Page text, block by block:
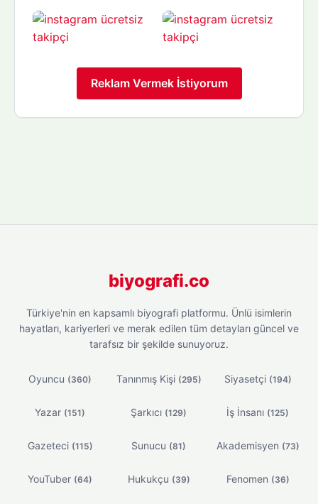
Reklam Vermek İstiyorum
biyografi.co
Türkiye'nin en kapsamlı biyografi platformu. Ünlü isimlerin
hayatları, kariyerleri ve merak edilen tüm detayları güncel ve
tarafsız bir şekilde sunuyoruz.
Oyuncu (360) Tanınmış Kişi (295) Siyasetçi (194)
Yazar (151) Şarkıcı (129) İş İnsanı (125)
Gazeteci (115) Sunucu (81) Akademisyen (73)
YouTuber (64) Hukukçu (39) Fenomen (36)